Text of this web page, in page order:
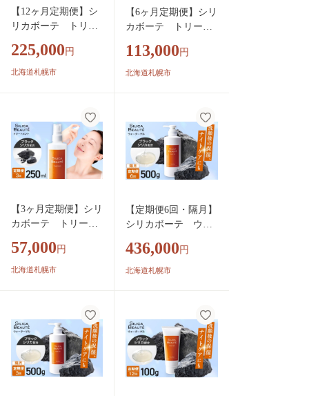
【12ヶ月定期便】シ
リカボーテ トリー
粧水 ミスト 美容 北
海道 札幌市
225,000 円
北海道札幌市
【6ヶ月定期便】シリ
カボーテ トリート
ミスト 美容|化粧水
ミスト 美容 北海道
113,000 円
北海道札幌市
【3ヶ月定期便】シリ
カボーテ トリート
水 ミスト 美容 北海
道 札幌市
57,000 円
北海道札幌市
【定期便6回・隔月】
シリカボーテ ウォ
ッサージ パック 美容
北海道 札幌市
436,000 円
北海道札幌市